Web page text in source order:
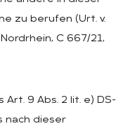
zu berufen (Urt. v.
C 667/21,
9 Abs. 2 lit. e) DS-
nach dieser